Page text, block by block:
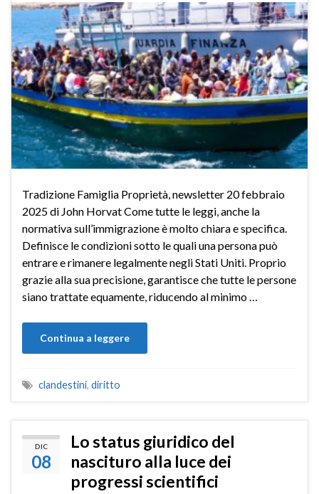
Tradizione Famiglia Proprietà, newsletter 20 febbraio
2025 di John Horvat Come tutte le leggi, anche la
normativa sull’immigrazione è molto chiara e specifica.
Definisce le condizioni sotto le quali una persona può
entrare e rimanere legalmente negli Stati Uniti. Proprio
grazie alla sua precisione, garantisce che tutte le persone
siano trattate equamente, riducendo al minimo …
Continua a leggere
clandestini, diritto
DIC
08
Lo status giuridico del
nascituro alla luce dei
progressi scientifici